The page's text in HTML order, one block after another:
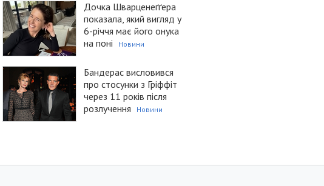
Дочка Шварценеґґера
показала, який вигляд у
6-річчя має його онука
на поні
Новини
Бандерас висловився
про стосунки з Гріффіт
через 11 років після
розлучення
Новини